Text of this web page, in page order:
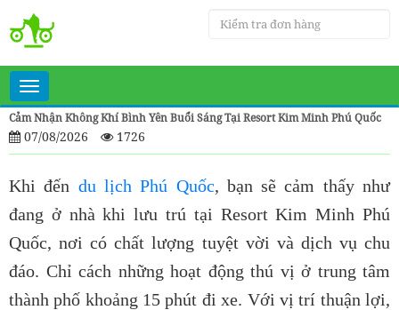
Toggle
navigation
Cảm Nhận Không Khí Bình Yên Buổi Sáng Tại Resort Kim Minh Phú Quốc
07/08/2026 1726
Khi đến du lịch Phú Quốc, bạn sẽ cảm thấy như
đang ở nhà khi lưu trú tại Resort Kim Minh Phú
Quốc, nơi có chất lượng tuyệt vời và dịch vụ chu
đáo. Chỉ cách những hoạt động thú vị ở trung tâm
thành phố khoảng 15 phút đi xe. Với vị trí thuận lợi,